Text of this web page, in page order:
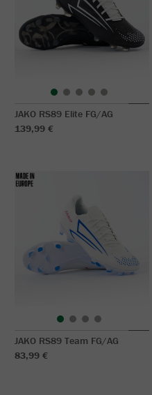
JAKO RS89 Elite FG/AG
139,99 €
JAKO RS89 Team FG/AG
83,99 €